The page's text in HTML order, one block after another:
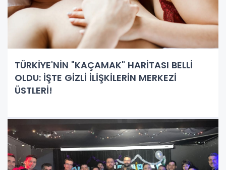
TÜRKİYE'NİN "KAÇAMAK" HARİTASI BELLİ
OLDU: İŞTE GİZLİ İLİŞKİLERİN MERKEZİ
ÜSTLERİ!